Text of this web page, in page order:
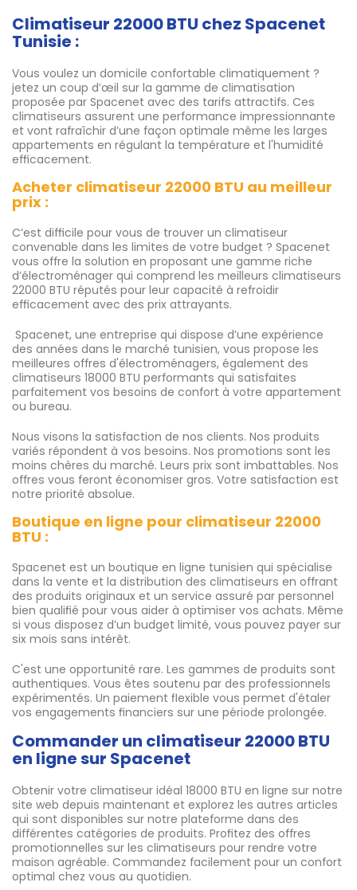
Climatiseur 22000 BTU chez Spacenet
Tunisie :
Vous voulez un domicile confortable climatiquement ?
jetez un coup d’œil sur la gamme de climatisation
proposée par Spacenet avec des tarifs attractifs. Ces
climatiseurs assurent une performance impressionnante
et vont rafraîchir d’une façon optimale même les larges
appartements en régulant la température et l'humidité
efficacement.
Acheter climatiseur 22000 BTU au meilleur
prix :
C’est difficile pour vous de trouver un climatiseur
convenable dans les limites de votre budget ? Spacenet
vous offre la solution en proposant une gamme riche
d’électroménager qui comprend les meilleurs climatiseurs
22000 BTU réputés pour leur capacité à refroidir
efficacement avec des prix attrayants.
Spacenet, une entreprise qui dispose d’une expérience
des années dans le marché tunisien, vous propose les
meilleures offres d'électroménagers, également des
climatiseurs 18000 BTU performants qui satisfaites
parfaitement vos besoins de confort à votre appartement
ou bureau.
Nous visons la satisfaction de nos clients. Nos produits
variés répondent à vos besoins. Nos promotions sont les
moins chères du marché. Leurs prix sont imbattables. Nos
offres vous feront économiser gros. Votre satisfaction est
notre priorité absolue.
Boutique en ligne pour climatiseur 22000
BTU :
Spacenet est un boutique­ en ligne tunisien qui spécialise
dans la vente et la distribution des climatiseurs en offrant
des produits originaux et un service assuré par personnel
bien qualifié pour vous aider à optimiser vos achats. Même
si vous disposez d’un budget limité, vous pouvez payer sur
six mois sans intérêt.
C'est une opportunité rare. Les gammes de produits sont
authentiques. Vous êtes soutenu par des professionnels
expérimentés. Un paiement flexible vous permet d'étaler
vos engagements financiers sur une période prolongée.
Commander un climatiseur 22000 BTU
en ligne sur Spacenet
Obtenir votre climatiseur idéal 18000 BTU en ligne­ sur notre
site web depuis maintenant et explorez les autres articles
qui sont disponibles sur notre plateforme dans des
différentes catégories de­ produits. Profitez des offres
promotionnelles sur les climatiseurs pour rendre votre
maison agréable. Commandez facilement pour un confort
optimal chez vous au quotidien.